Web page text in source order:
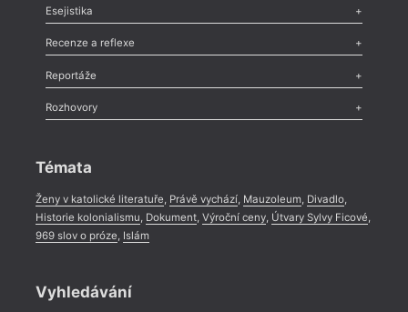
Odlesk
Nekrolog,Glosa,Sloupek,Pozvánka,Literární soutěž,
Esejistika
Esej ,Pádlo,Úvaha
Recenze a reflexe
Recenze
Méně slov o próze,Celá rubrika
Reportáže
Literární zítřky
Celá rubrika
Rozhovory
Témata
Ženy v katolické literatuře, Právě vychází, Mauzoleum, Divadlo,
Historie kolonialismu, Dokument, Výroční ceny, Útvary Sylvy Ficové,
969 slov o próze, Islám
Vyhledávání